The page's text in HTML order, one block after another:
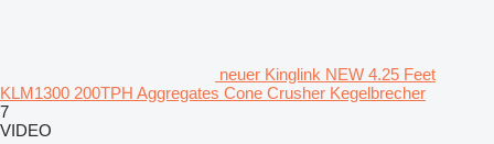
neuer Kinglink NEW 4.25 Feet
KLM1300 200TPH Aggregates Cone Crusher Kegelbrecher
7
VIDEO